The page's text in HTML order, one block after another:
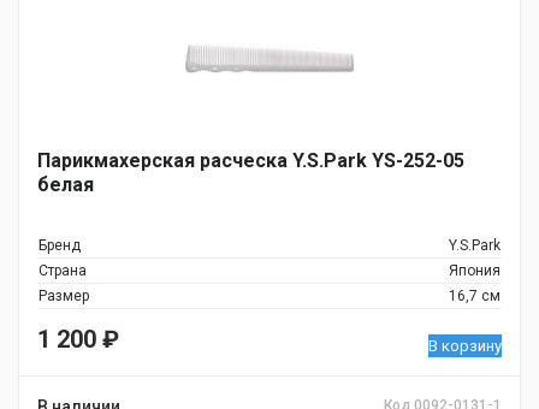
Парикмахерская расческа Y.S.Park YS-252-05
белая
Бренд
Y.S.Park
Страна
Япония
Размер
16,7 см
1 200 ₽ В корзину
Код 0092-0131-1